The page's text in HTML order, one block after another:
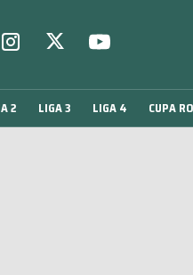
2 LIGA 3 LIGA 4 CUPA